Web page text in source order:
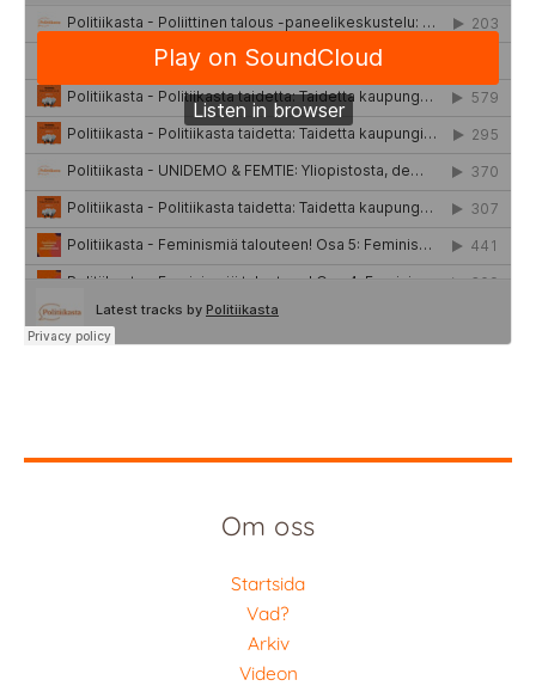
Om oss
Startsida
Vad?
Arkiv
Videon